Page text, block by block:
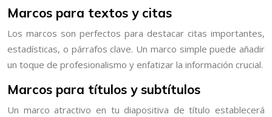
Marcos para textos y citas
Los marcos son perfectos para destacar citas importantes,
estadísticas, o párrafos clave. Un marco simple puede añadir
un toque de profesionalismo y enfatizar la información crucial.
Marcos para títulos y subtítulos
Un marco atractivo en tu diapositiva de título establecerá